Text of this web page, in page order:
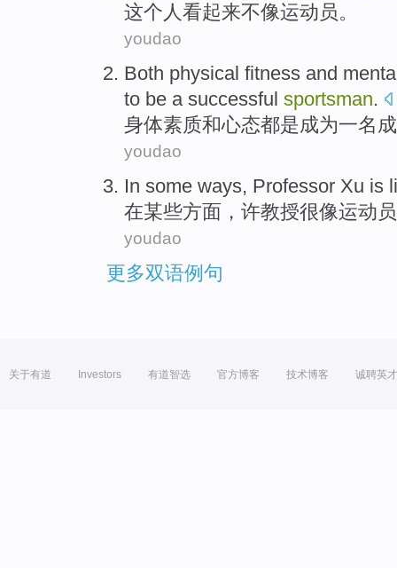
这个人看起来不像运动员。
youdao
Both physical fitness and
to be a successful sportsman.
身体素质和心态都是成为一名
youdao
In some ways, Professor Xu is
在某些方面，许教授很像运动
youdao
更多双语例句
关于有道 Investors 有道智选 官方博客 技术博客 诚聘英才